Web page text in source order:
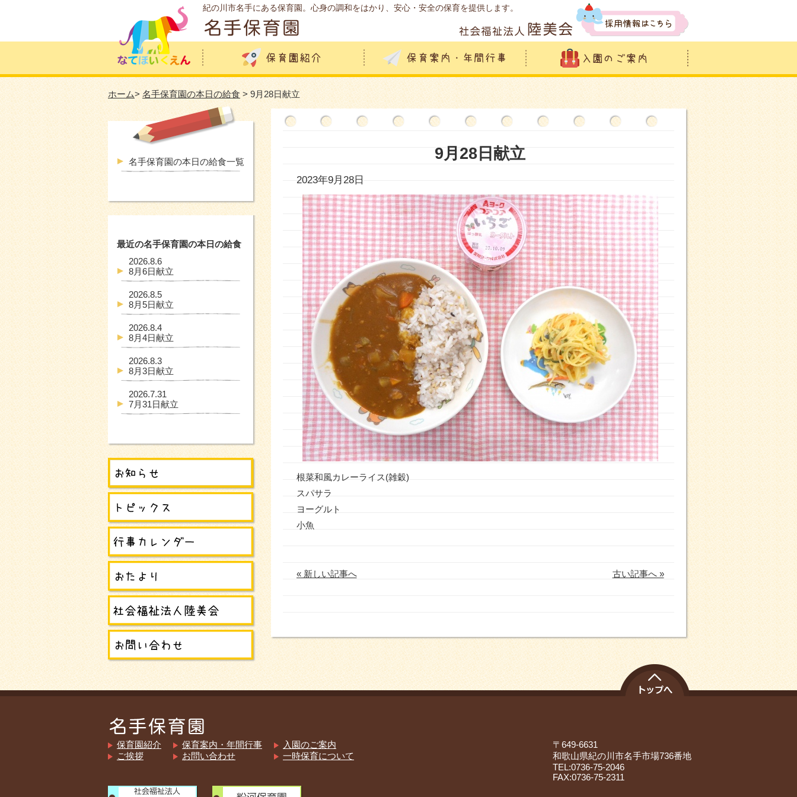
紀の川市名手にある保育園。心身の調和をはかり、安心・安全の保育を提供します。
ホーム> 名手保育園の本日の給食 > 9月28日献立
9月28日献立
2023年9月28日
根菜和風カレーライス(雑穀)
スパサラ
ヨーグルト
小魚
« 新しい記事へ 古い記事へ »
名手保育園の本日の給食一覧
最近の名手保育園の本日の給食
2026.8.6
8月6日献立
2026.8.5
8月5日献立
2026.8.4
8月4日献立
2026.8.3
8月3日献立
2026.7.31
7月31日献立
保育園紹介
ご挨拶
保育案内・年間行事
お問い合わせ
入園のご案内
一時保育について
〒649-6631
和歌山県紀の川市名手市場736番地
TEL:0736-75-2046
FAX:0736-75-2311